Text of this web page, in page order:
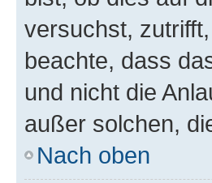
versuchst,
beachte, dass
und nicht die
außer solchen,
Nach oben